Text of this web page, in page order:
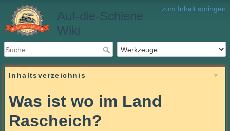
zum Inhalt springen
Auf-die-Schiene
Wiki
Inhaltsverzeichnis
Was ist wo im Land
Rascheich?